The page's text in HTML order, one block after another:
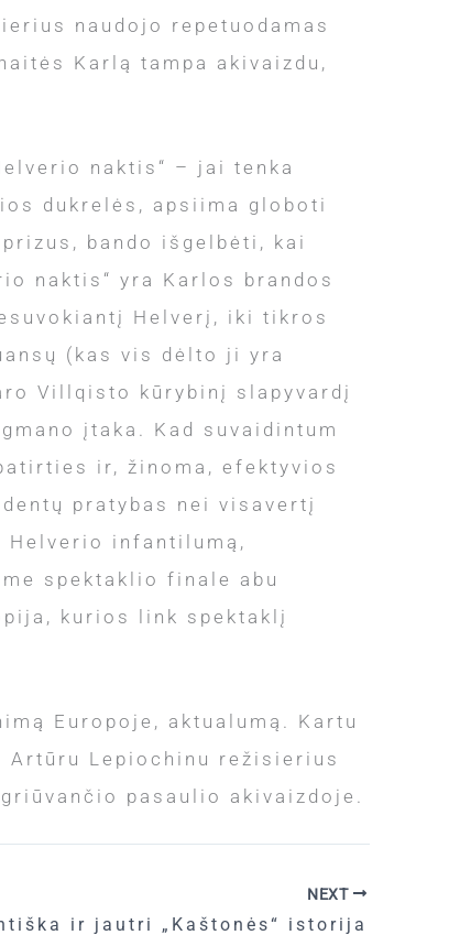
naudojo repetuodamas
Karlą tampa akivaizdu,
naktis“ – jai tenka
dukrelės, apsiima globoti
bando išgelbėti, kai
naktis“ yra Karlos brandos
Helverį, iki tikros
(kas vis dėlto ji yra
Villqisto kūrybinį slapyvardį
įtaka. Kad suvaidintum
ir, žinoma, efektyvios
pratybas nei visavertį
infantilumą,
spektaklio finale abu
kurios link spektaklį
Europoje, aktualumą. Kartu
Lepiochinu režisierius
pasaulio akivaizdoje.
NEXT
ir jautri „Kaštonės“ istorija